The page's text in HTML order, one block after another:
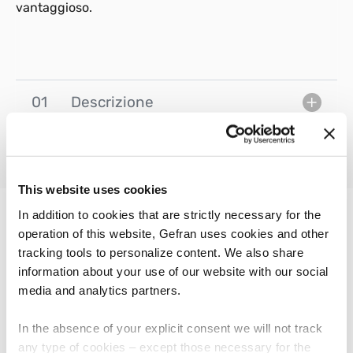
This website uses cookies
In addition to cookies that are strictly necessary for the
operation of this website, Gefran uses cookies and other
tracking tools to personalize content. We also share
information about your use of our website with our social
media and analytics partners.
In the absence of your explicit consent we will not track
any type of cookies – except those necessary for the
vantaggioso.
01 Descrizione
ALTRI PRODOTTI
Ti potrebbe interessare